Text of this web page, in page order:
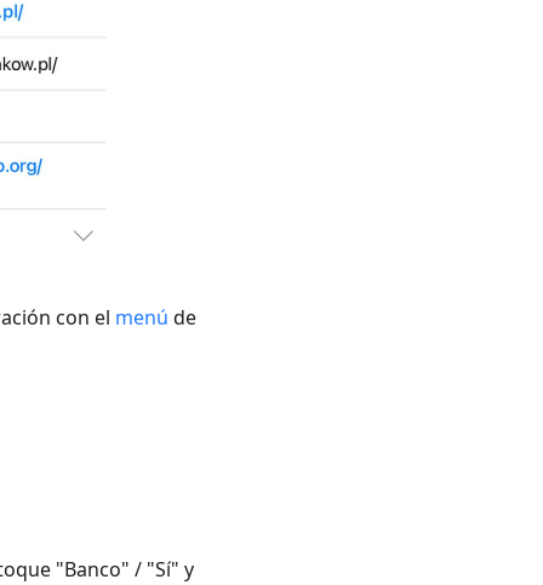
con el menú de
"Banco" / "Sí" y